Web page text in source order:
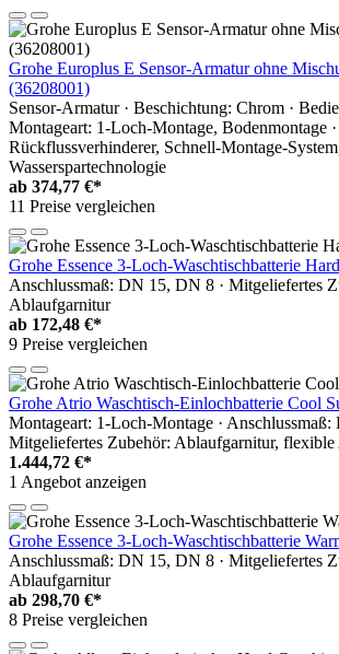
Grohe Europlus E Sensor-Armatur ohne
(36208001)
Sensor-Armatur · Beschichtung: Chrom ·
Montageart: 1-Loch-Montage, Bodenmontage
Rückflussverhinderer, Schnell-Montage-
Wasserspartechnologie
ab 374,77 €*
11 Preise vergleichen
Grohe Essence 3-Loch-Waschtischbatterie
Anschlussmaß: DN 15, DN 8 · Mitgeliefertes
Ablaufgarnitur
ab 172,48 €*
9 Preise vergleichen
Grohe Atrio Waschtisch-Einlochbatterie Cool
Montageart: 1-Loch-Montage ·
Mitgeliefertes Zubehör: Ablaufgarnitur, flexible
1.444,72 €*
1 Angebot anzeigen
Grohe Essence 3-Loch-Waschtischbatterie
Anschlussmaß: DN 15, DN 8 · Mitgeliefertes
Ablaufgarnitur
ab 298,70 €*
8 Preise vergleichen